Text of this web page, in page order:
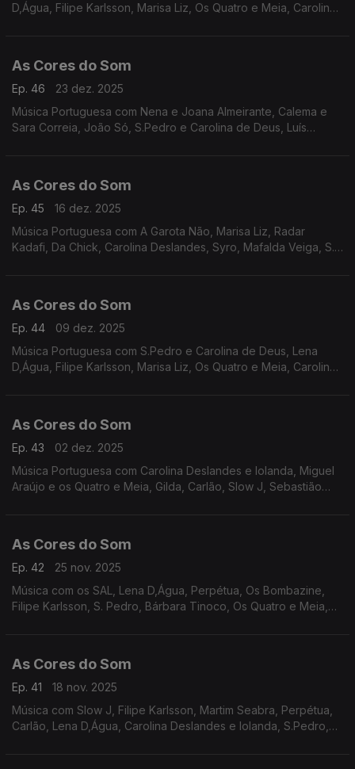
D,Água, Filipe Karlsson, Marisa Liz, Os Quatro e Meia, Carolina
As Cores do Som
Ep. 46
23 dez. 2025
Música Portuguesa com Nena e Joana Almeirante, Calema e
Sara Correia, João Só, S.Pedro e Carolina de Deus, Luís
As Cores do Som
Ep. 45
16 dez. 2025
Música Portuguesa com A Garota Não, Marisa Liz, Radar
Kadafi, Da Chick, Carolina Deslandes, Syro, Mafalda Veiga, S.
As Cores do Som
Ep. 44
09 dez. 2025
Música Portuguesa com S.Pedro e Carolina de Deus, Lena
D,Água, Filipe Karlsson, Marisa Liz, Os Quatro e Meia, Carolina
As Cores do Som
Ep. 43
02 dez. 2025
Música Portuguesa com Carolina Deslandes e Iolanda, Miguel
Araújo e os Quatro e Meia, Gilda, Carlão, Slow J, Sebastião
As Cores do Som
Ep. 42
25 nov. 2025
Música com os SAL, Lena D,Água, Perpétua, Os Bombazine,
Filipe Karlsson, S. Pedro, Bárbara Tinoco, Os Quatro e Meia,
As Cores do Som
Ep. 41
18 nov. 2025
Música com Slow J, Filipe Karlsson, Martim Seabra, Perpétua,
Carlão, Lena D,Água, Carolina Deslandes e Iolanda, S.Pedro,